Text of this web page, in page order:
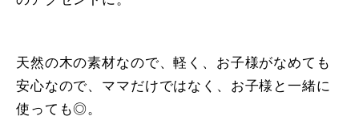
天然の木の素材なので、軽く、お子様がなめても
安心なので、ママだけではなく、お子様と一緒に
使っても◎。